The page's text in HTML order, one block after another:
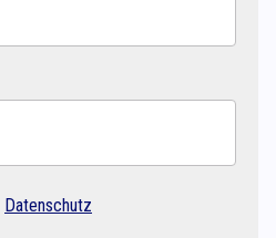
Datenschutz